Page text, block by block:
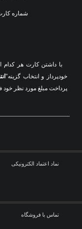
شماره
با داشتن کارت هر کدام
خودپرداز و انتخاب گزینه"
پرداخت مبلغ مورد نظر خود
نماد اعتماد الکترونیکی
تماس با فروشگاه